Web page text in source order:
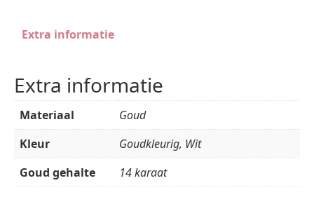
Extra informatie
Extra informatie
Materiaal
Goud
Kleur
Goudkleurig, Wit
Goud gehalte
14 karaat